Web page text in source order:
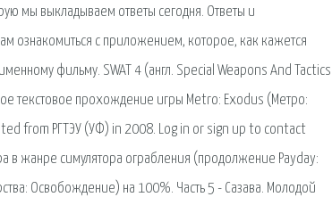
мы выкладываем ответы сегодня. Ответы и
ознакомиться с приложением, которое, как кажется
фильму. SWAT 4 (англ. Special Weapons And Tactics
текстовое прохождение игры Metro: Exodus (Метро:
from РГТЭУ (УФ) in 2008. Log in or sign up to contact
жанре симулятора ограбления (продолжение Payday:
Освобождение) на 100%. Часть 5 - Сазава. Молодой